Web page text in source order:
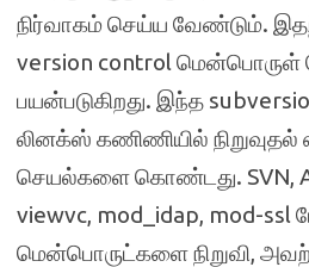
நிர்வாகம் செய்ய வேண்டும்.
version control மென்பொருள்
பயன்படுகிறது. இந்த
லினக்ஸ் கணிணியில் நிறுவுதல்
செயல்களை கொண்டது. SVN,
viewvc, mod_idap, mod-ssl
மென்பொருட்களை நிறுவி,